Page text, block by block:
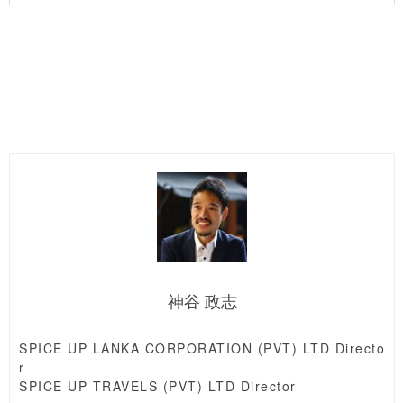
神谷 政志
SPICE UP LANKA CORPORATION (PVT) LTD Directo
r
SPICE UP TRAVELS (PVT) LTD Director